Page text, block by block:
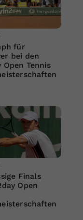
für
bei den
Open Tennis
Finals
Open